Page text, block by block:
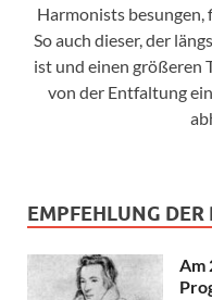
Harmonists
So auch dieser, der
ist und einen größeren
von der Entfaltung
EMPFEHLUNG
Am